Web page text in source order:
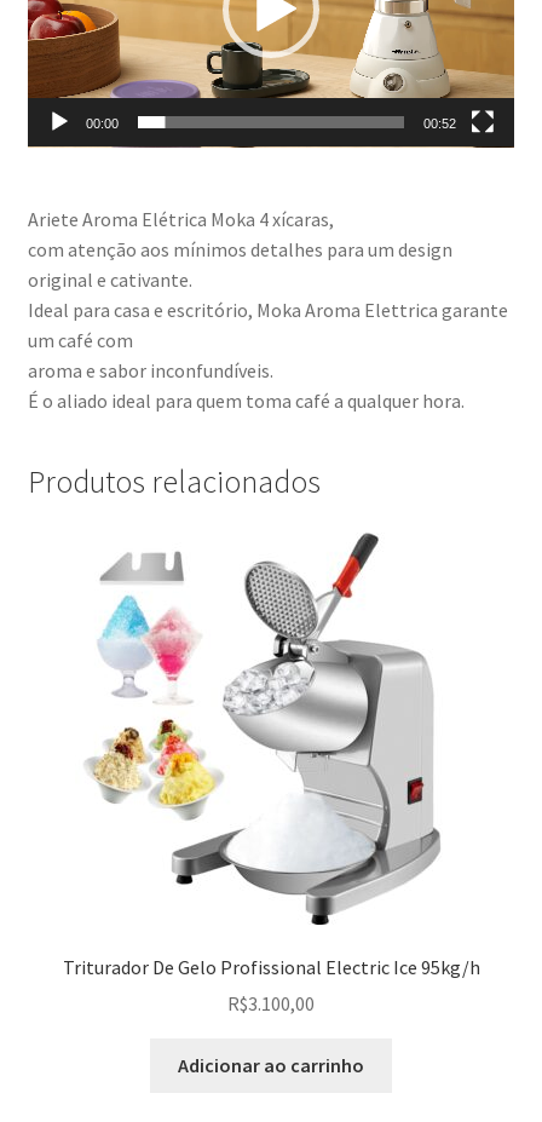
00:00 00:52
Ariete Aroma Elétrica Moka 4 xícaras,
com atenção aos mínimos detalhes para um design
original e cativante.
Ideal para casa e escritório, Moka Aroma Elettrica garante
um café com
aroma e sabor inconfundíveis.
É o aliado ideal para quem toma café a qualquer hora.
Produtos relacionados
Triturador De Gelo Profissional Electric Ice 95kg/h
R$3.100,00
Adicionar ao carrinho